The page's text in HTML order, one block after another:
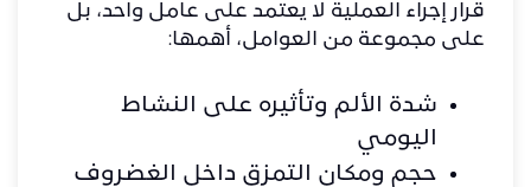
قرار إجراء العملية لا يعتمد على عامل واحد، بل
على مجموعة من العوامل، أهمها:
شدة الألم وتأثيره على النشاط
اليومي
حجم ومكان التمزق داخل الغضروف